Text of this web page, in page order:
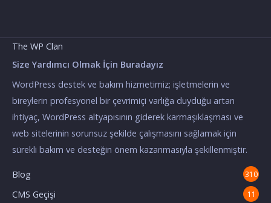
The WP Clan
Size Yardımcı Olmak İçin Buradayız
WordPress destek ve bakım hizmetimiz; işletmelerin ve
bireylerin profesyonel bir çevrimiçi varlığa duyduğu artan
ihtiyaç, WordPress altyapısının giderek karmaşıklaşması ve
web sitelerinin sorunsuz şekilde çalışmasını sağlamak için
sürekli bakım ve desteğin önem kazanmasıyla şekillenmiştir.
Blog 310
CMS Geçişi 11